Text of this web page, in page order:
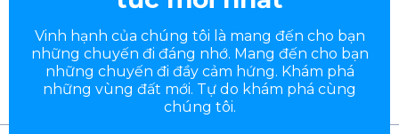
Vinh hạnh của chúng tôi là mang đến cho bạn
những chuyến đi đáng nhớ. Mang đến cho bạn
những chuyến đi đầycảm hứng. Khám phá
những vùng đất mới. Tự do khám phá cùng
chúng tôi.